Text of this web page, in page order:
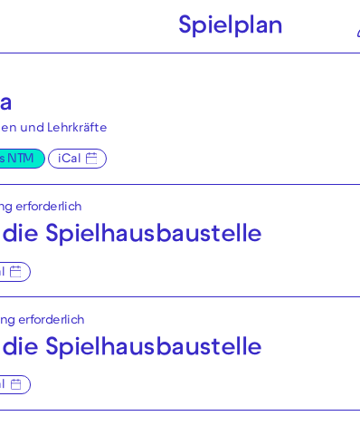
Zum Hauptinhalt springen
Spielplan
und Lehrkräfte
NTM iCal
erforderlich
Spielhaus­baustelle
erforderlich
Spielhaus­baustelle